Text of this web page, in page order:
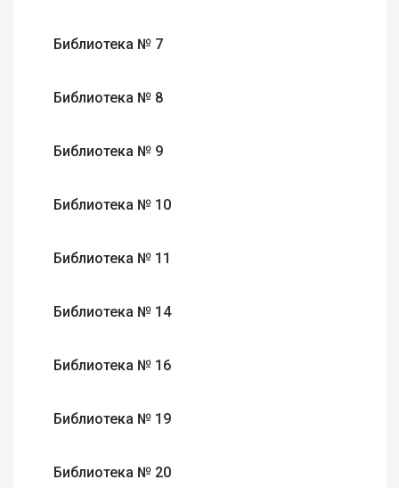
Библиотека № 7
Библиотека № 8
Библиотека № 9
Библиотека № 10
Библиотека № 11
Библиотека № 14
Библиотека № 16
Библиотека № 19
Библиотека № 20